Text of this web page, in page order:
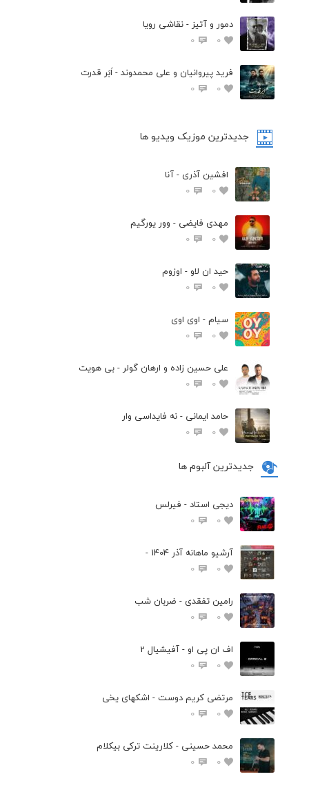
دمور و آتیز - نقاشی رویا
0
0
فرید پیروانیان و علی محمدوند - اَبَر قدرت
0
0
جدیدترین موزیک ویدیو ها
افشین آذری - آنا
0
0
مهدی فایضی - وور یورگیم
0
0
حید ان لاو - اوزوم
0
0
سیام - اوی اوی
0
0
علی حسین زاده و ارهان گولر - بی هویت
0
0
حامد ایمانی - نه فایداسی وار
0
0
جدیدترین آلبوم ها
دیجی استاد - فیرلس
0
0
آرشیو ماهانه آذر 1404 -
0
0
رامین تفقدی - ضربان شب
0
0
اف ان پی او - آفیشیال 2
0
0
مرتضی کریم دوست - اشکهای یخی
0
0
محمد حسینی - کلارینت ترکی بیکلام
0
0